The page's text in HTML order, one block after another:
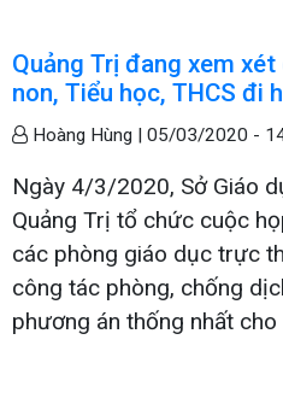
Quảng Trị đang xem
non, Tiểu học, THCS đi
Hoàng Hùng | 05/03/2020 -
Ngày 4/3/2020, Sở Giáo
Quảng Trị tổ chức cuộc
các phòng giáo dục trực
công tác phòng, chống
phương án thống nhất